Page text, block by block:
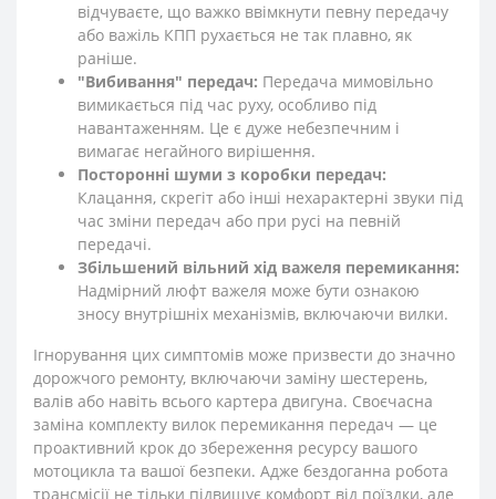
відчуваєте, що важко ввімкнути певну передачу
або важіль КПП рухається не так плавно, як
раніше.
"Вибивання" передач: Передача мимовільно
вимикається під час руху, особливо під
навантаженням. Це є дуже небезпечним і
вимагає негайного вирішення.
Посторонні шуми з коробки передач:
Клацання, скрегіт або інші нехарактерні звуки під
час зміни передач або при русі на певній
передачі.
Збільшений вільний хід важеля перемикання:
Надмірний люфт важеля може бути ознакою
зносу внутрішніх механізмів, включаючи вилки.
Ігнорування цих симптомів може призвести до значно
дорожчого ремонту, включаючи заміну шестерень,
валів або навіть всього картера двигуна. Своєчасна
заміна комплекту вилок перемикання передач — це
проактивний крок до збереження ресурсу вашого
мотоцикла та вашої безпеки. Адже бездоганна робота
трансмісії не тільки підвищує комфорт від поїздки, але